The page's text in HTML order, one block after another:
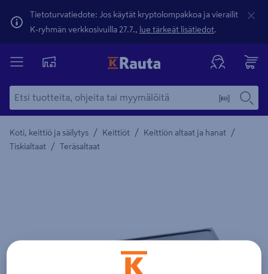
Tietoturvatiedote: Jos käytät kryptolompakkoa ja vierailit
K-ryhmän verkkosivuilla 27.7., lue tärkeät lisätiedot.
Koti, keittiö ja säilytys / Keittiöt / Keittiön altaat ja hanat /
Tiskialtaat / Teräsaltaat
Yksityiskohtainen kuvaus löytyy Tuotteen kuvaus -